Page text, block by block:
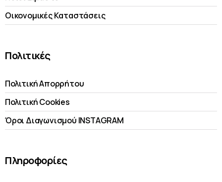
Οικονομικές Kαταστάσεις
Πολιτικές
Πολιτική Απορρήτου
Πολιτική Cookies
Όροι Διαγωνισμού INSTAGRAM
Πληροφορίες